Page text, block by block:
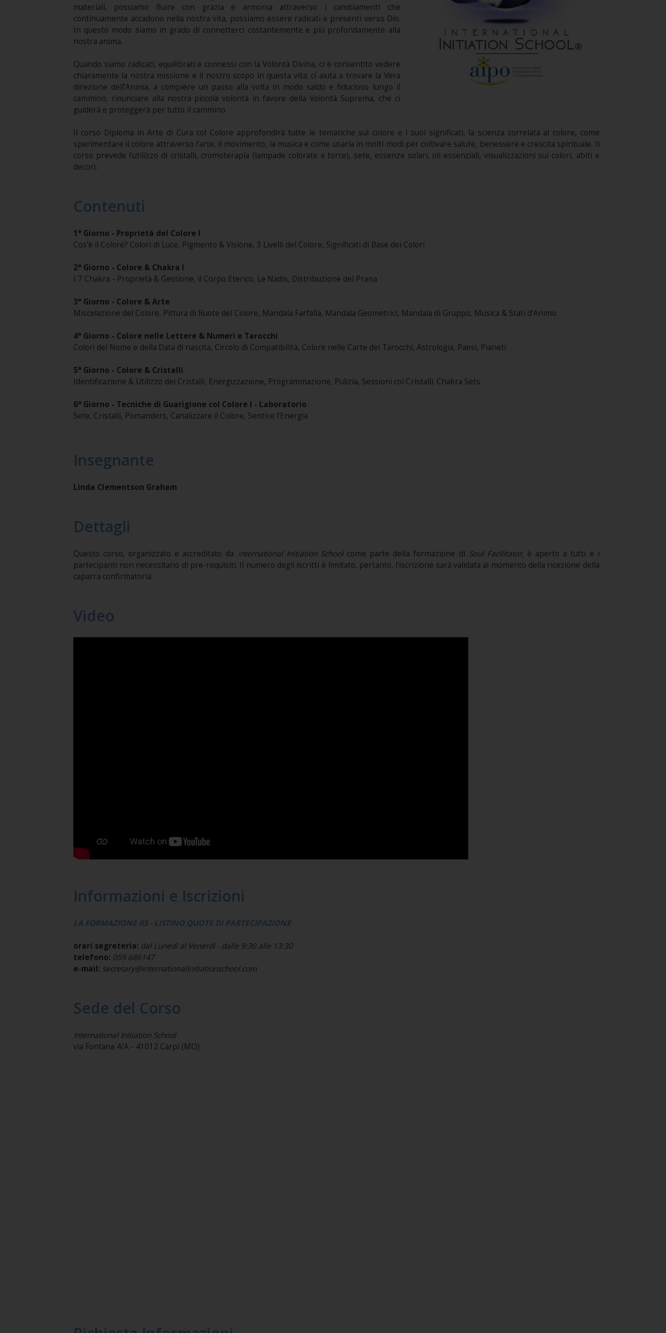
materiali, possiamo fluire con grazia e armonia attraverso i cambiamenti che
continuamente accadono nella nostra vita, possiamo essere radicati e presenti verso Dio.
In questo modo siamo in grado di connetterci costantemente e più profondamente alla
nostra anima.
Quando siamo radicati, equilibrati e connessi con la Volontà Divina, ci è consentito vedere
chiaramente la nostra missione e il nostro scopo in questa vita; ci aiuta a trovare la Vera
direzione dell’Anima, a compiere un passo alla volta in modo saldo e fiducioso lungo il
cammino, rinunciare alla nostra piccola volontà in favore della Volontà Suprema, che ci
guiderà e proteggerà per tutto il cammino.
Il corso Diploma in Arte di Cura col Colore approfondirà tutte le tematiche sul colore e i suoi significati, la scienza correlata al colore, come
sperimentare il colore attraverso l'arte, il movimento, la musica e come usarla in molti modi per coltivare salute, benessere e crescita spirituale. Il
corso prevede l'utilizzo di cristalli, cromoterapia (lampade colorate e torce), sete, essenze solari, oli essenziali, visualizzazioni sui colori, abiti e
decori.
Contenuti
1° Giorno - Proprietà del Colore I
Cos’è il Colore? Colori di Luce, Pigmento & Visione, 3 Livelli del Colore, Significati di Base dei Colori
2° Giorno - Colore & Chakra I
I 7 Chakra - Proprietà & Gestione, il Corpo Eterico, Le Nadis, Distribuzione del Prana
3° Giorno - Colore & Arte
Miscelazione del Colore, Pittura di Ruote del Colore, Mandala Farfalla, Mandala Geometrici, Mandala di Gruppo, Musica & Stati d’Animo
4° Giorno - Colore nelle Lettere & Numeri e Tarocchi
Colori del Nome e della Data di nascita, Circolo di Compatibilità, Colore nelle Carte dei Tarocchi, Astrologia, Paesi, Pianeti
5° Giorno - Colore & Cristalli
Identificazione & Utilizzo dei Cristalli, Energizzazione, Programmazione, Pulizia, Sessioni coi Cristalli. Chakra Sets
6° Giorno - Tecniche di Guarigione col Colore I - Laboratorio
Sete, Cristalli, Pomanders, Canalizzare il Colore, Sentire l’Energia
Insegnante
Linda Clementson Graham
Dettagli
Questo corso, organizzato e accreditato da International Initiation Schoolcome parte della formazione di Soul Facilitator, è aperto a tutti e i
partecipanti non necessitano di pre-requisiti. Il numero degli iscritti è limitato, pertanto, l'iscrizione sarà validata al momento della ricezione della
caparra confirmatoria.
Video
Informazioni e Iscrizioni
LA FORMAZIONE IIS - LISTINO QUOTE DI PARTECIPAZIONE
orari segreteria: dal Lunedì al Venerdì - dalle 9:30 alle 13:30
telefono: 059 686147
e-mail: secretary@internationalinitiationschool.com
Sede del Corso
International Initiation School
via Fontana 4/A - 41012 Carpi (MO)